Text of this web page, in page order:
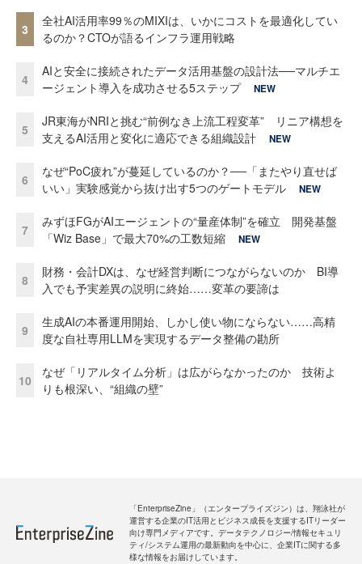
3
全社AI活用率99％のMIXIは、いかにコストを最適化してい
るのか？CTOが語るインフラ運用戦略
4
AIと安全に接続されたデータ活用基盤の設計法──マルチエ
ージェント導入を成功させる5ステップ
NEW
5
JR東海がNRIと挑む“前例なき上流工程変革” リニア構想を
支えるAI活用と変化に適応できる組織設計
NEW
6
なぜ“PoC疲れ”が蔓延しているのか？──「またやり直せば
いい」実験感覚から抜け出す5つのゲートモデル
NEW
7
みずほFGがAIエージェントの“量産体制”を確立 開発基盤
「Wiz Base」で最大70%の工数短縮
NEW
8
財務・会計DXは、なぜ経営判断につながらないのか BI導
入でも予実差異の説明に終始……変革の要諦は
9
生成AIの本番運用開始、しかし使い物にならない……高精
度な自社専用LLMを実現するデータ整備の勘所
10
なぜ「リアルタイム分析」は広がらなかったのか 技術よ
りも根深い、“組織の壁”
「EnterpriseZine」（エンタープライズジン）は、翔泳社が
運営する企業のIT活用とビジネス成長を支援するITリーダー
向け専門メディアです。データテクノロジー/情報セキュリ
ティ/システム運用の最新動向を中心に、企業ITに関する多
様な情報をお届けしています。